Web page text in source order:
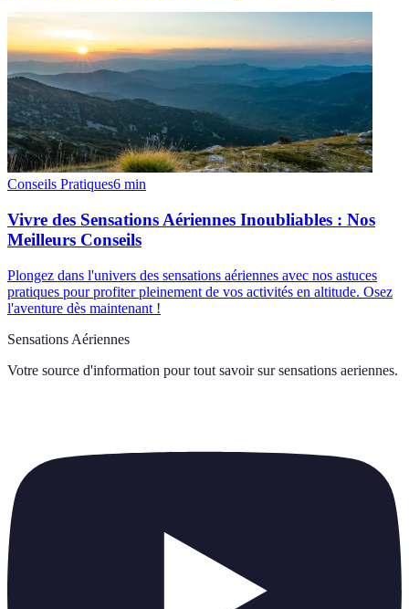
Conseils Pratiques6 min
Vivre des Sensations Aériennes Inoubliables : Nos
Meilleurs Conseils
Plongez dans l'univers des sensations aériennes avec nos astuces
pratiques pour profiter pleinement de vos activités en altitude. Osez
l'aventure dès maintenant !
Sensations Aériennes
Votre source d'information pour tout savoir sur sensations aeriennes.